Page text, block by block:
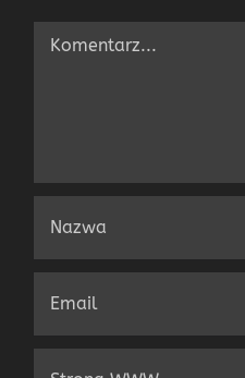
Comment